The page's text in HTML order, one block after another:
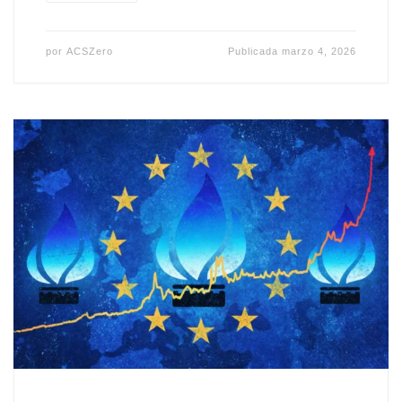
por ACSZero Publicada marzo 4, 2026